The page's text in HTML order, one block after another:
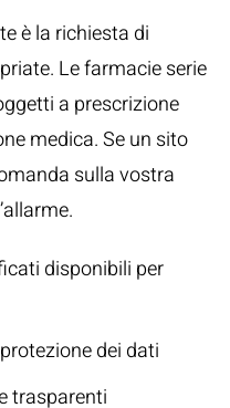
è la richiesta di
Le farmacie serie
a prescrizione
medica. Se un sito
sulla vostra
disponibili per
dei dati
trasparenti